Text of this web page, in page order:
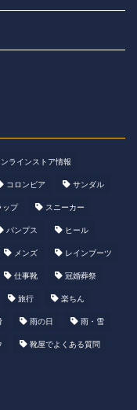
ンラインストア情報
コロンビア サンダル
ップ スニーカー
パンプス ヒール
メンズ レインブーツ
仕事靴 冠婚葬祭
旅行 楽ちん
雨の日 雨・雪
靴屋でよくある質問